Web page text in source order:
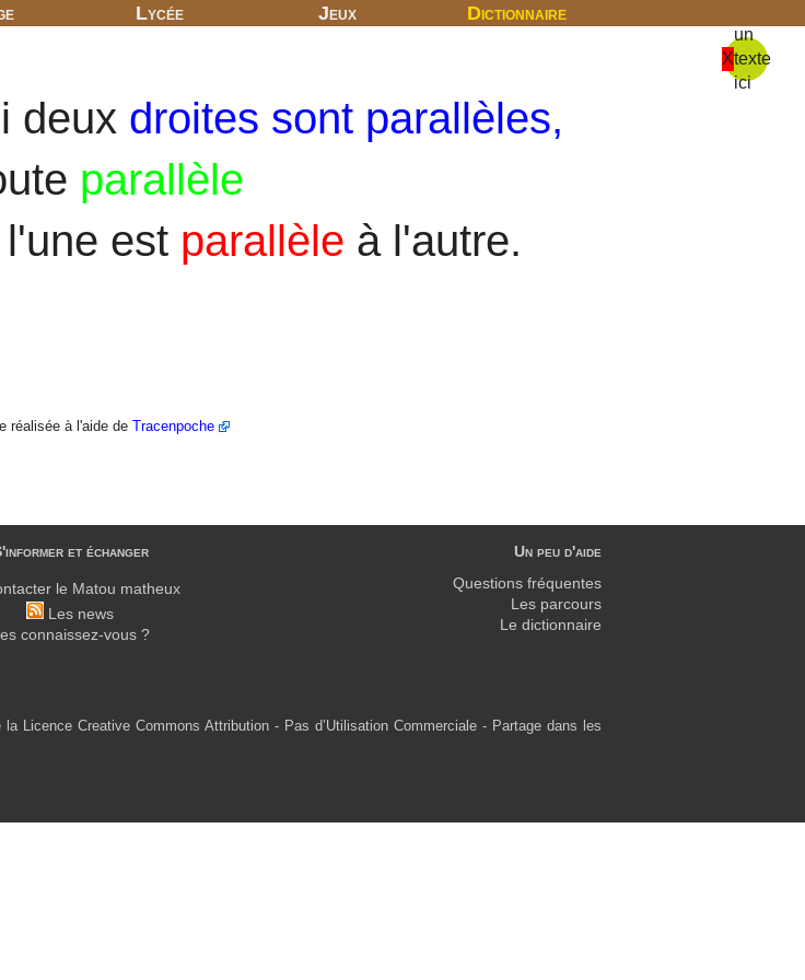
Lycée Jeux Dictionnaire
X
un
texte
ici
deux droites sont parallèles,
parallèle
est parallèle à l'autre.
réalisée à l'aide de Tracenpoche
et échanger
le Matou matheux
Les news
connaissez-vous ?
Un peu d'aide
Questions fréquentes
Les parcours
Le dictionnaire
Licence Creative Commons Attribution - Pas d’Utilisation Commerciale - Partage dans les